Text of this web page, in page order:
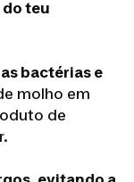
teu
bactérias e
molho em
de